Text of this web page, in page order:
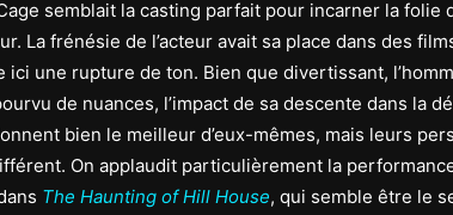
semblait la casting parfait pour incarner la folie
La frénésie de l’acteur avait sa place dans des
ici une rupture de ton. Bien que divertissant,
de nuances, l’impact de sa descente dans la
bien le meilleur d’eux-mêmes, mais leurs
On applaudit particulièrement la
The Haunting of Hill House, qui semble être le